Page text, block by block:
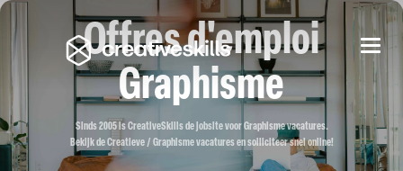
Offres d'emploi
Graphisme
Sinds 2005 is CreativeSkills de jobsite voor Graphisme vacatures.
Bekijk de Creatieve / Graphisme vacatures en solliciteer snel online!